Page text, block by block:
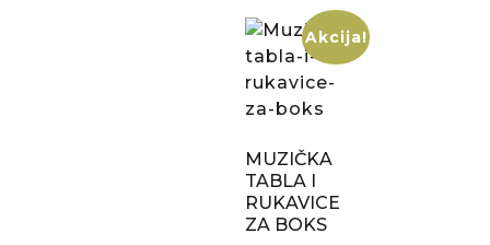
Akcija!
MUZIČKA
TABLA I
RUKAVICE
ZA BOKS